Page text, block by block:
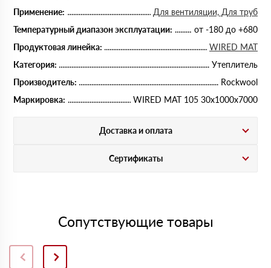
Применение:
Для вентиляции, Для труб
Температурный диапазон эксплуатации:
от -180 до +680
Продуктовая линейка:
WIRED MAT
Категория:
Утеплитель
Производитель:
Rockwool
Маркировка:
WIRED MAT 105 30х1000х7000
Доставка и оплата
Сертификаты
Сопутствующие товары